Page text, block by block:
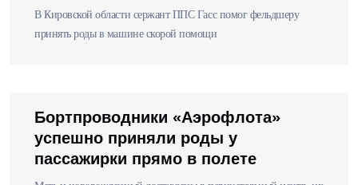
В Кировской области сержант ППС Гасс помог фельдшеру
принять роды в машине скорой помощи
Бортпроводники «Аэрофлота»
успешно приняли роды у
пассажирки прямо в полете